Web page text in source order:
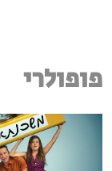
פופולרי